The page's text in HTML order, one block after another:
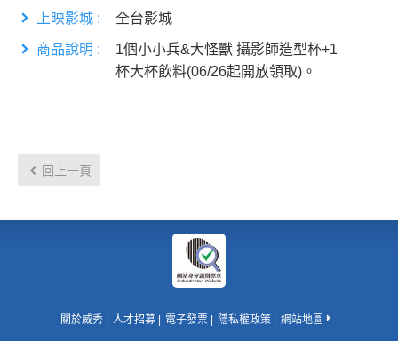
上映影城 : 全台影城
商品說明 :
1個小小兵&大怪獸 攝影師造型杯+1
杯大杯飲料(06/26起開放領取)。
回上一頁
影城公告
中獎名單
商家介紹
會員Q&A
關於威秀 人才招募 電子發票 隱私權政策 網站地圖